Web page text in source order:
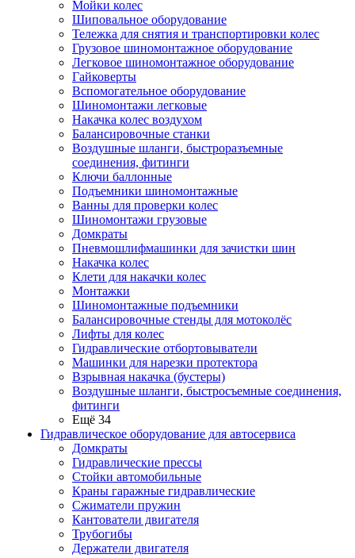
Мойки колес
Шиповальное оборудование
Тележка для снятия и транспортировки колес
Грузовое шиномонтажное оборудование
Легковое шиномонтажное оборудование
Гайковерты
Вспомогательное оборудование
Шиномонтажи легковые
Накачка колес воздухом
Балансировочные станки
Воздушные шланги, быстроразъемные
соединения, фитинги
Ключи баллонные
Подъемники шиномонтажные
Ванны для проверки колес
Шиномонтажи грузовые
Домкраты
Пневмошлифмашинки для зачистки шин
Накачка колес
Клети для накачки колес
Монтажки
Шиномонтажные подъемники
Балансировочные стенды для мотоколёс
Лифты для колес
Гидравлические отбортовыватели
Машинки для нарезки протектора
Взрывная накачка (бустеры)
Воздушные шланги, быстросъемные соединения,
фитинги
Ещё 34
Гидравлическое оборудование для автосервиса
Домкраты
Гидравлические прессы
Стойки автомобильные
Краны гаражные гидравлические
Сжиматели пружин
Кантователи двигателя
Трубогибы
Держатели двигателя